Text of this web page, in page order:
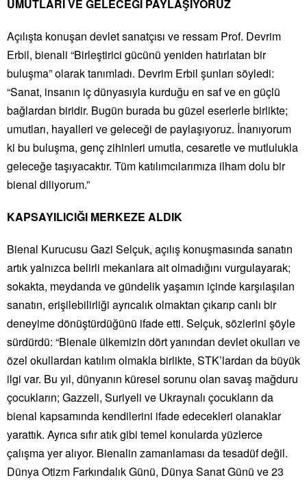
UMUTLARI VE GELECEĞİ PAYLAŞIYORUZ
Açılışta konuşan devlet sanatçısı ve ressam Prof. Devrim
Erbil, bienali “Birleştirici gücünü yeniden hatırlatan bir
buluşma” olarak tanımladı. Devrim Erbil şunları söyledi:
“Sanat, insanın iç dünyasıyla kurduğu en saf ve en güçlü
bağlardan biridir. Bugün burada bu güzel eserlerle birlikte;
umutları, hayalleri ve geleceği de paylaşıyoruz. İnanıyorum
ki bu buluşma, genç zihinleri umutla, cesaretle ve mutlulukla
geleceğe taşıyacaktır. Tüm katılımcılarımıza ilham dolu bir
bienal diliyorum.”
KAPSAYILICIĞI MERKEZE ALDIK
Bienal Kurucusu Gazi Selçuk, açılış konuşmasında sanatın
artık yalnızca belirli mekanlara ait olmadığını vurgulayarak;
sokakta, meydanda ve gündelik yaşamın içinde karşılaşılan
sanatın, erişilebilirliği ayrıcalık olmaktan çıkarıp canlı bir
deneyime dönüştürdüğünü ifade etti. Selçuk, sözlerini şöyle
sürdürdü: “Bienale ülkemizin dört yanından devlet okulları ve
özel okullardan katılım olmakla birlikte, STK’lardan da büyük
ilgi var. Bu yıl, dünyanın küresel sorunu olan savaş mağduru
çocukların; Gazzeli, Suriyeli ve Ukraynalı çocukların da
bienal kapsamında kendilerini ifade edecekleri olanaklar
yarattık. Ayrıca sıfır atık gibi temel konularda yüzlerce
çalışma yer alıyor. Bienalin zamanlaması da tesadüf değil.
Dünya Otizm Farkındalık Günü, Dünya Sanat Günü ve 23